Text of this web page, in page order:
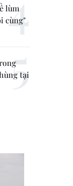
lùm
cùng"
tại